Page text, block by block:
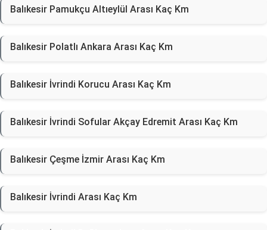
Balıkesir Pamukçu Altıeylül Arası Kaç Km
Balıkesir Polatlı Ankara Arası Kaç Km
Balıkesir İvrindi Korucu Arası Kaç Km
Balıkesir İvrindi Sofular Akçay Edremit Arası Kaç Km
Balıkesir Çeşme İzmir Arası Kaç Km
Balıkesir İvrindi Arası Kaç Km